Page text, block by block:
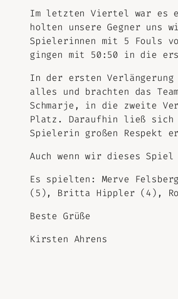
Im letzten Viertel war es
holten unsere Gegner uns
Spielerinnen mit 5 Fouls
gingen mit 50:50 in die
In der ersten Verlängerung
alles und brachten das
Schmarje, in die zweite
Platz. Daraufhin ließ sich
Spielerin großen Respekt
Auch wenn wir dieses Spiel
Es spielten: Merve
(5), Britta Hippler (4),
Beste Grüße
Kirsten Ahrens